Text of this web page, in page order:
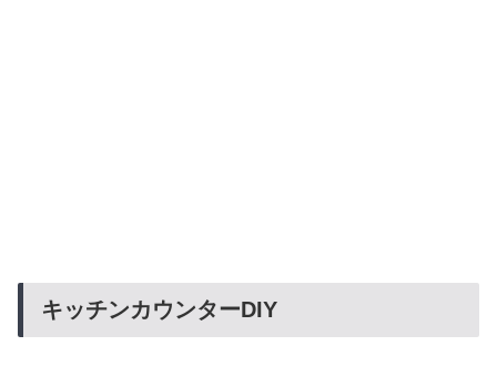
キッチンカウンターDIY